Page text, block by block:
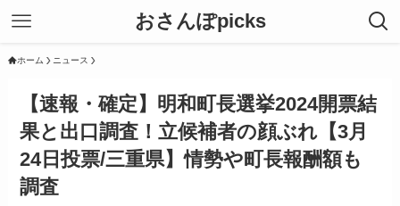
おさんぽpicks
ホーム ニュース
【速報・確定】明和町長選挙2024開票結
果と出口調査！立候補者の顔ぶれ【3月
24日投票/三重県】情勢や町長報酬額も
調査